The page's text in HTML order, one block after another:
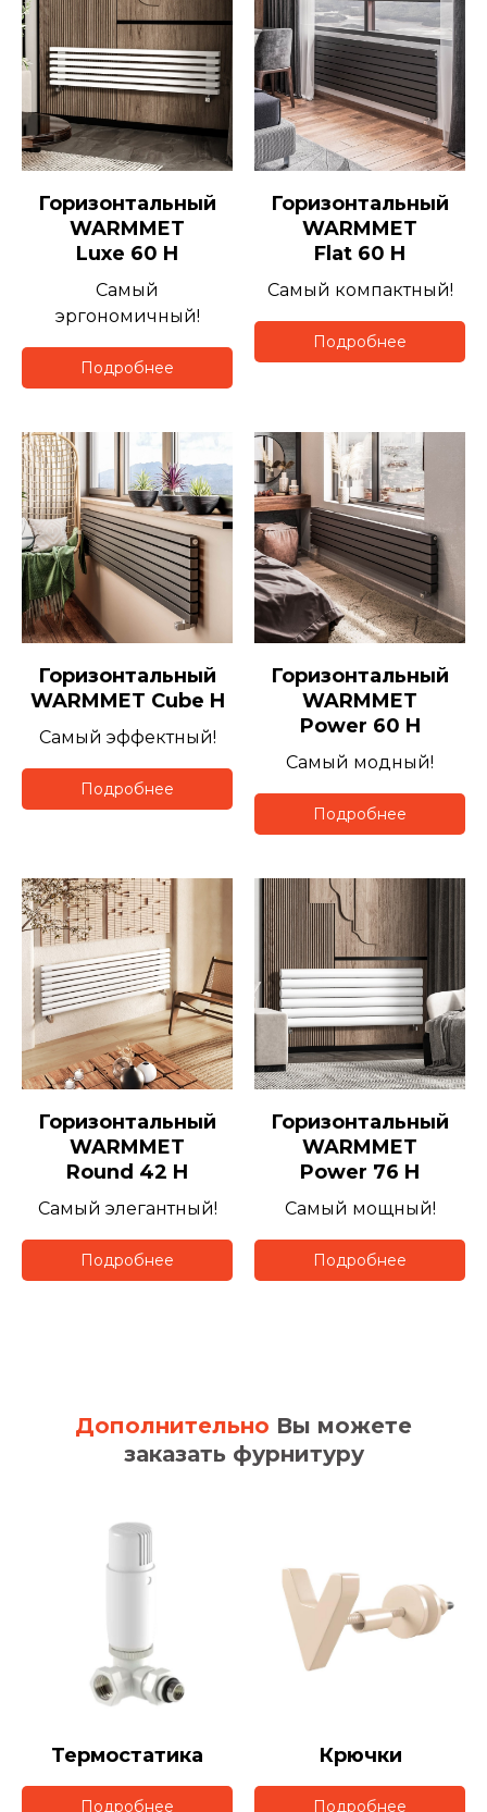
Горизонтальный
WARMMET
Luxe 60 H
Самый
эргономичный!
Подробнее
Горизонтальный
WARMMET
Flat 60 H
Самый компактный!
Подробнее
Горизонтальный
WARMMET Cube H
Самый эффектный!
Подробнее
Горизонтальный
WARMMET
Power 60 H
Самый модный!
Подробнее
Горизонтальный
WARMMET
Round 42 H
Самый элегантный!
Подробнее
Горизонтальный
WARMMET
Power 76 H
Самый мощный!
Подробнее
Дополнительно Вы можете
заказать фурнитуру
Термостатика
Подробнее
Крючки
Подробнее